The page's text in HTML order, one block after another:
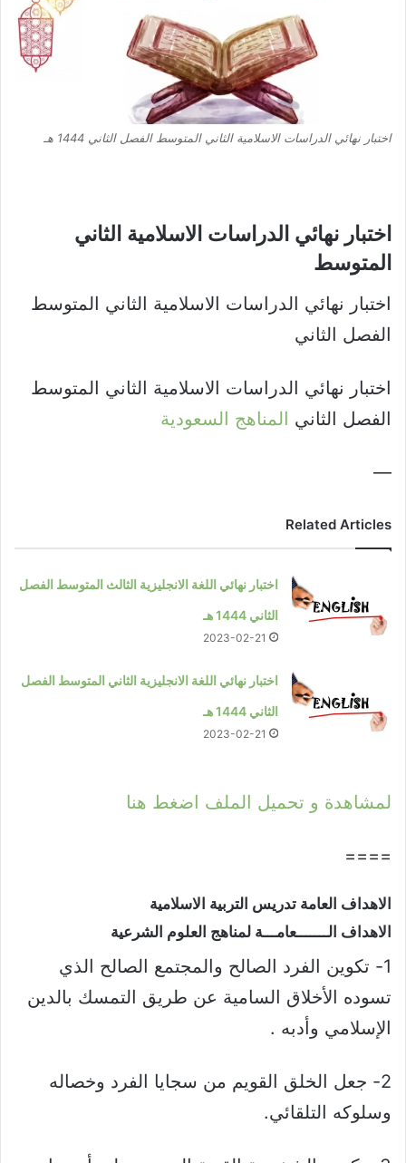
اختبار نهائي الدراسات الاسلامية الثاني المتوسط الفصل الثاني 1444 هـ
اختبار نهائي الدراسات الاسلامية الثاني
المتوسط​
اختبار نهائي الدراسات الاسلامية الثاني المتوسط
الفصل الثاني
اختبار نهائي الدراسات الاسلامية الثاني المتوسط
الفصل الثاني المناهج السعودية
—
Related Articles
اختبار نهائي اللغة الانجليزية الثالث المتوسط الفصل
الثاني 1444 هـ
2023-02-21
اختبار نهائي اللغة الانجليزية الثاني المتوسط الفصل
الثاني 1444 هـ
2023-02-21
لمشاهدة و تحميل الملف اضغط هنا
====
الاهداف العامة تدريس التربية الاسلامية​
الاهداف الـــــــعامـــة لمناهج العلوم الشرعية​
1- تكوين الفرد الصالح والمجتمع الصالح الذي
تسوده الأخلاق السامية عن طريق التمسك بالدين
الإسلامي وأدبه .
2- جعل الخلق القويم من سجايا الفرد وخصاله
وسلوكه التلقائي.